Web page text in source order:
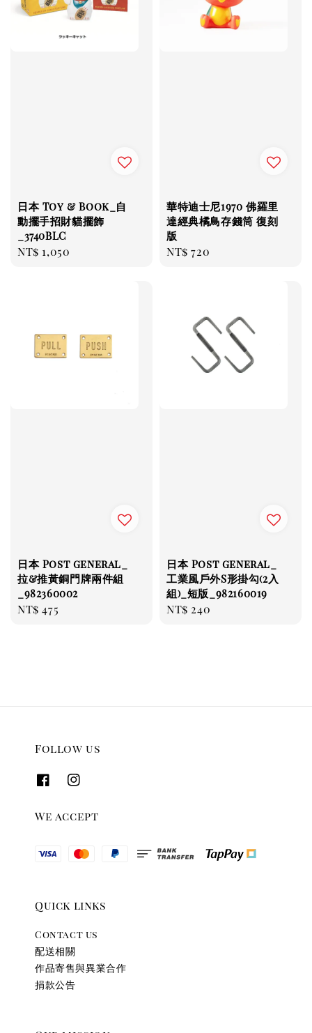
日本 Toy & Book_自
動擺手招財貓擺飾
_3740BLC
Regular
NT$ 1,050
華特迪士尼1970 佛羅里
達經典橘鳥存錢筒 復刻
版
Regular
NT$ 720
日本 Post general_
拉&推黃銅門牌兩件組
_982360002
Regular
NT$ 475
日本 Post general_
工業風戶外S形掛勾(2入
組)_短版_982160019
Regular
NT$ 240
Follow us
We accept
Quick links
Contact us
配送相關
作品寄售與異業合作
捐款公告